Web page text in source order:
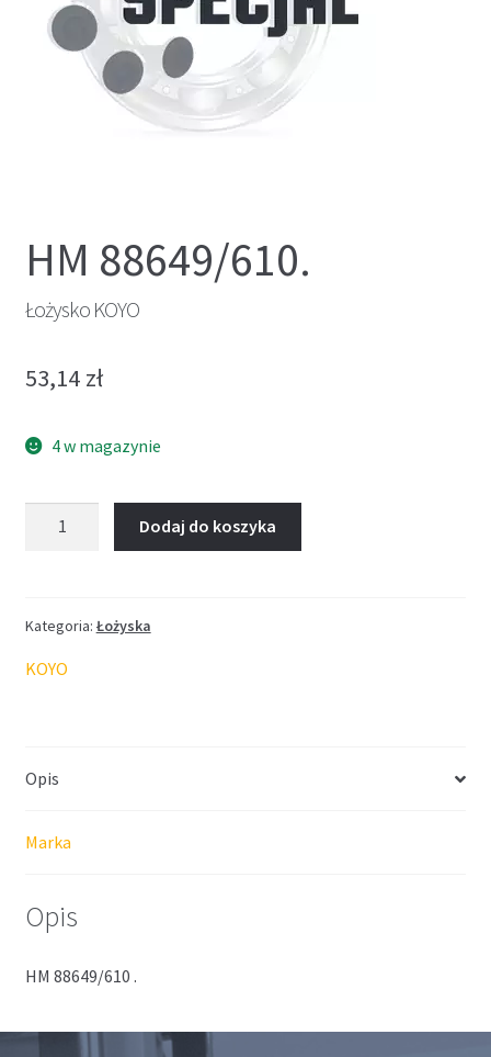
HM 88649/610.
Łożysko KOYO
53,14 zł
4 w magazynie
Dodaj do koszyka
Kategoria: Łożyska
KOYO
Opis
Marka
Opis
HM 88649/610 .